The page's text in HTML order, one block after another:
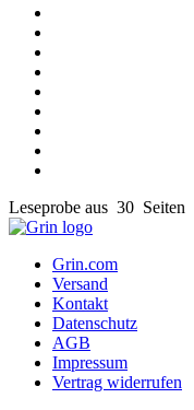
Leseprobe aus 30 Seiten
Grin.com
Versand
Kontakt
Datenschutz
AGB
Impressum
Vertrag widerrufen